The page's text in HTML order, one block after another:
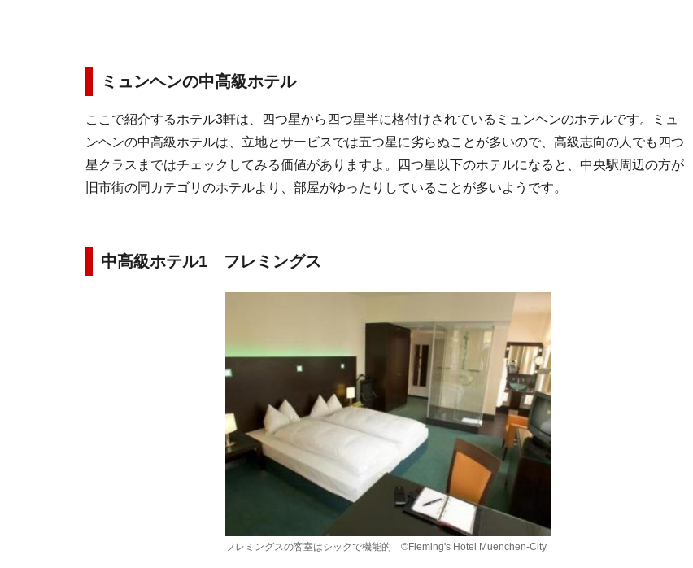
ミュンヘンの中高級ホテル
ここで紹介するホテル3軒は、四つ星から四つ星半に格付けされているミュンヘンのホテルです。ミュ
ンヘンの中高級ホテルは、立地とサービスでは五つ星に劣らぬことが多いので、高級志向の人でも四つ
星クラスまではチェックしてみる価値がありますよ。四つ星以下のホテルになると、中央駅周辺の方が
旧市街の同カテゴリのホテルより、部屋がゆったりしていることが多いようです。
中高級ホテル1 フレミングス
フレミングスの客室はシックで機能的 ©Fleming's Hotel Muenchen-City